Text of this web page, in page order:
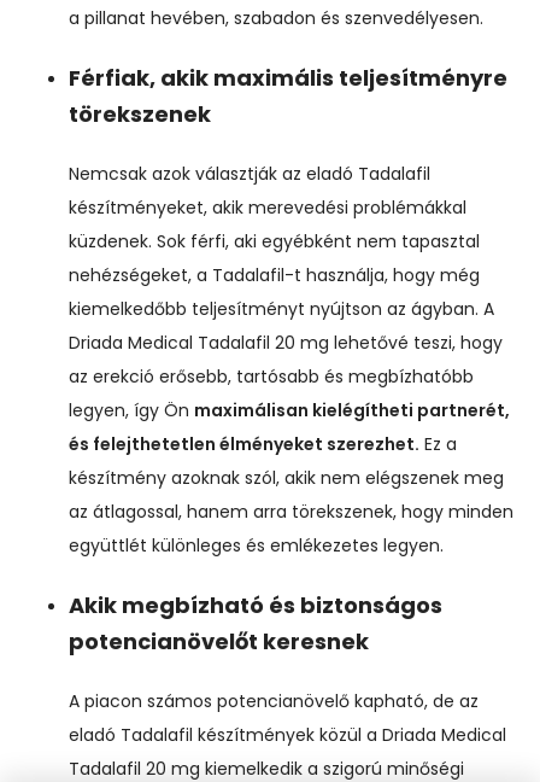
a pillanat hevében, szabadon és szenvedélyesen.
Férfiak, akik maximális teljesítményre
törekszenek
Nemcsak azok választják az eladó Tadalafil
készítményeket, akik merevedési problémákkal
küzdenek. Sok férfi, aki egyébként nem tapasztal
nehézségeket, a Tadalafil-t használja, hogy még
kiemelkedőbb teljesítményt nyújtson az ágyban. A
Driada Medical Tadalafil 20 mg lehetővé teszi, hogy
az erekció erősebb, tartósabb és megbízhatóbb
legyen, így Ön maximálisan kielégítheti partnerét,
és felejthetetlen élményeket szerezhet. Ez a
készítmény azoknak szól, akik nem elégszenek meg
az átlagossal, hanem arra törekszenek, hogy minden
együttlét különleges és emlékezetes legyen.
Akik megbízható és biztonságos
potencianövelőt keresnek
A piacon számos potencianövelő kapható, de az
eladó Tadalafil készítmények közül a Driada Medical
Tadalafil 20 mg kiemelkedik a szigorú minőségi